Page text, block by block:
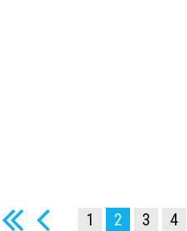
1 2 3 4